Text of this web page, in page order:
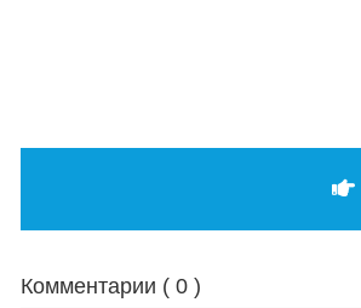
Комментарии ( 0 )